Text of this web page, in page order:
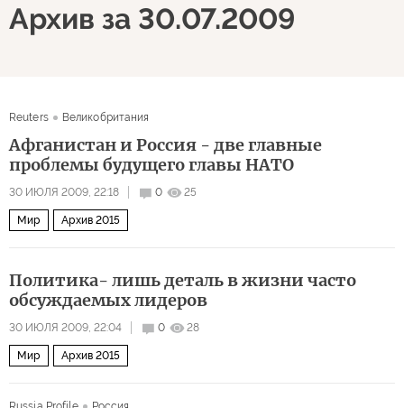
Архив за 30.07.2009
Reuters Великобритания
Афганистан и Россия - две главные
проблемы будущего главы НАТО
30 ИЮЛЯ 2009, 22:18 0 25
Мир Архив 2015
Политика- лишь деталь в жизни часто
обсуждаемых лидеров
30 ИЮЛЯ 2009, 22:04 0 28
Мир Архив 2015